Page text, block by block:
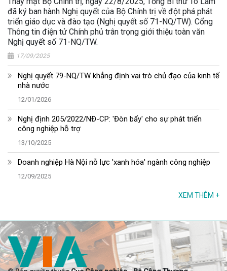
đã ký ban hành Nghị quyết của Bộ Chính trị về đột phá phát
triển giáo dục và đào tạo (Nghị quyết số 71-NQ/TW). Cổng
Thông tin điện tử Chính phủ trân trọng giới thiệu toàn văn
Nghị quyết số 71-NQ/TW.
17/09/2025
Nghị quyết 79-NQ/TW khẳng định vai trò chủ đạo của kinh tế
nhà nước
12/01/2026
Nghị định 205/2022/NĐ-CP: 'Đòn bẩy' cho sự phát triển
công nghiệp hỗ trợ
13/10/2025
Doanh nghiệp Hà Nội nỗ lực 'xanh hóa' ngành công nghiệp
12/09/2025
XEM THÊM +